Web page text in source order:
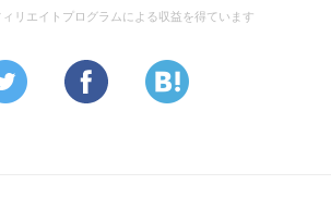
リエイトプログラムによる収益を得ています